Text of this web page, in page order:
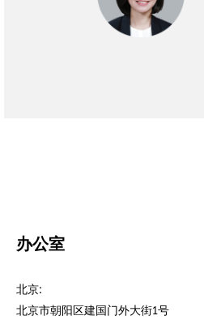
办公室
北京:
北京市朝阳区建国门外大街1号